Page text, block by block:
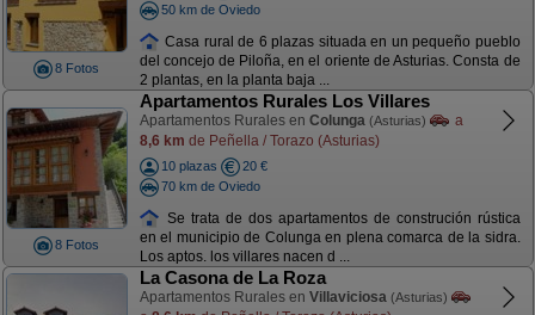
8 Fotos
50 km de Oviedo
Casa rural de 6 plazas situada en un pequeño pueblo
del concejo de Piloña, en el oriente de Asturias. Consta de
2 plantas, en la planta baja ...
8 Fotos
Apartamentos Rurales Los Villares
Apartamentos Rurales en Colunga (Asturias)
a
8,6 km de Peñella / Torazo (Asturias)
10 plazas
20 €
70 km de Oviedo
Se trata de dos apartamentos de construción rústica
en el municipio de Colunga en plena comarca de la sidra.
Los aptos. los villares nacen d ...
La Casona de La Roza
Apartamentos Rurales en Villaviciosa (Asturias)